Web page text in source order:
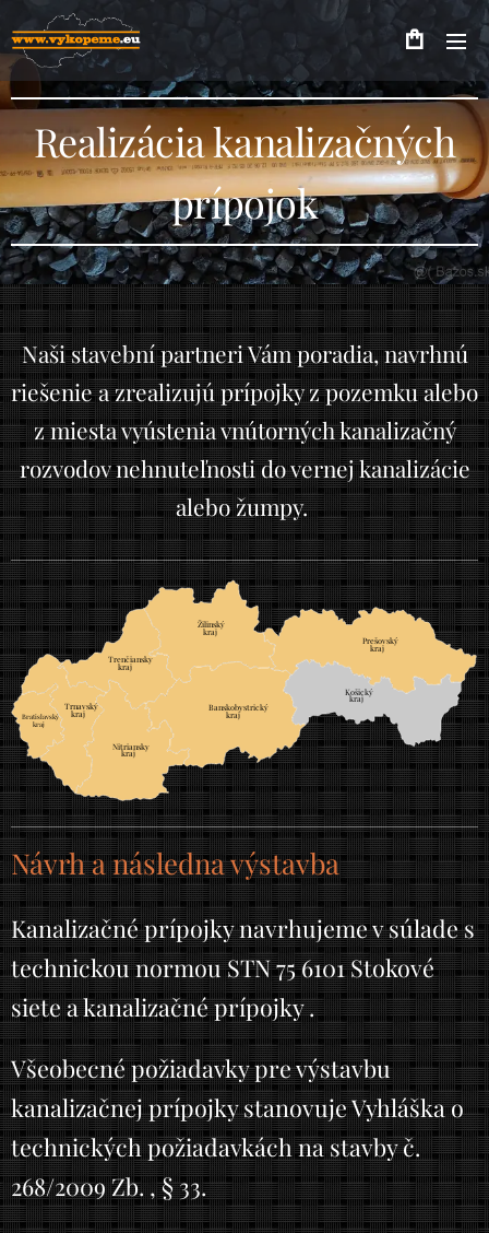
Realizácia kanalizačných
prípojok
Naši stavební partneri Vám poradia, navrhnú
riešenie a zrealizujú prípojky z pozemku alebo
z miesta vyústenia vnútorných kanalizačný
rozvodov nehnuteľnosti do vernej kanalizácie
alebo žumpy.
Bratislavský
kraj
Trnavský
kraj
Nitriansky
kraj
Trenčiansky
kraj
Banskobystrický
kraj
Košický
kraj
Prešovský
kraj
Žilinský
kraj
Návrh a následna výstavba
Kanalizačné prípojky navrhujeme v súlade s
technickou normou STN 75 6101 Stokové
siete a kanalizačné prípojky .
Všeobecné požiadavky pre výstavbu
kanalizačnej prípojky stanovuje Vyhláška o
technických požiadavkách na stavby č.
268/2009 Zb. , § 33.